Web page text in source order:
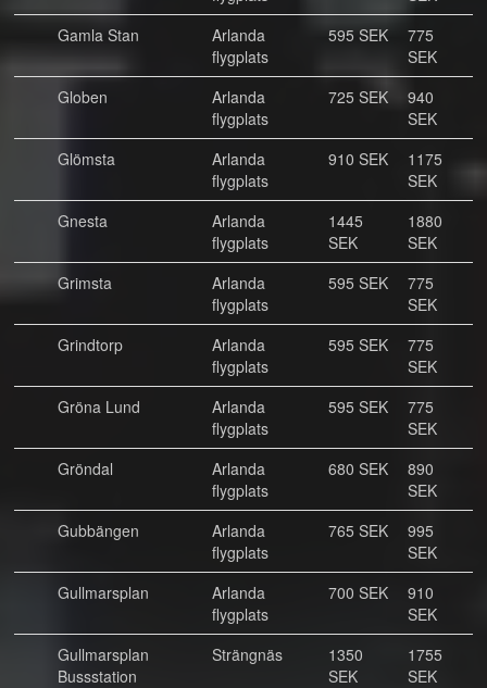
Gamla Stan
Arlanda
flygplats
595 SEK
775
SEK
Globen
Arlanda
flygplats
725 SEK
940
SEK
Glömsta
Arlanda
flygplats
910 SEK
1175
SEK
Gnesta
Arlanda
flygplats
1445
SEK
1880
SEK
Grimsta
Arlanda
flygplats
595 SEK
775
SEK
Grindtorp
Arlanda
flygplats
595 SEK
775
SEK
Gröna Lund
Arlanda
flygplats
595 SEK
775
SEK
Gröndal
Arlanda
flygplats
680 SEK
890
SEK
Gubbängen
Arlanda
flygplats
765 SEK
995
SEK
Gullmarsplan
Arlanda
flygplats
700 SEK
910
SEK
Gullmarsplan
Bussstation
Strängnäs
1350
SEK
1755
SEK